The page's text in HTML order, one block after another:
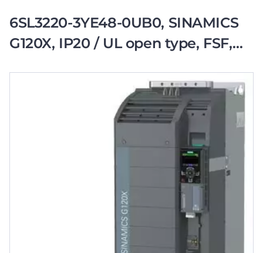
6SL3220-3YE48-0UB0, SINAMICS
G120X, IP20 / UL open type, FSF,